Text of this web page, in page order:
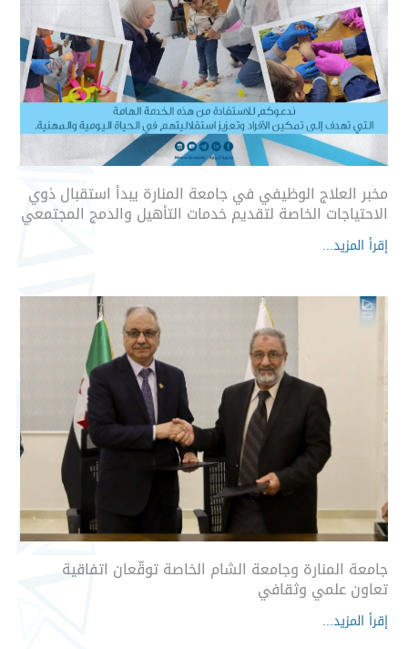
مخبر العلاج الوظيفي في جامعة المنارة يبدأ استقبال ذوي
الاحتياجات الخاصة لتقديم خدمات التأهيل والدمج المجتمعي
إقرأ المزيد...
جامعة المنارة وجامعة الشام الخاصة توقّعان اتفاقية
تعاون علمي وثقافي
إقرأ المزيد...